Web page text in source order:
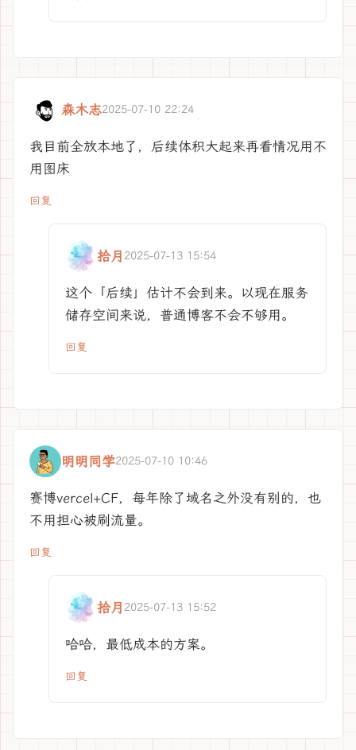
森木志2025-07-10 22:24
我目前全放本地了，后续体积大起来再看情况用不
用图床
回复
拾月 2025-07-13 15:54
这个「后续」估计不会到来。以现在服务
储存空间来说，普通博客不会不够用。
回复
明明同学2025-07-10 10:46
赛博vercel+CF，每年除了域名之外没有别的，也
不用担心被刷流量。
回复
拾月 2025-07-13 15:52
哈哈，最低成本的方案。
回复